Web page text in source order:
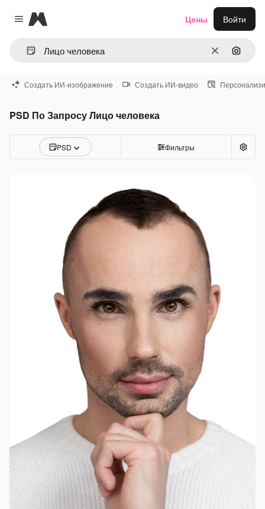
Close menu
Magnific
ОчиститьПоиск
Цены Войти
Создать ИИ-изображение Создать ИИ-видео
PSD По Запросу Лицо человека
PSD Фильтры